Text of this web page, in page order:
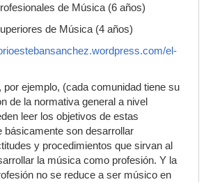
de Música (6 años)
de Música (4 años)
el-
por ejemplo, (cada comunidad tiene su
de la normativa general a nivel
leer los objetivos de estas
básicamente son desarrollar
y procedimientos que sirvan al
la música como profesión. Y la
no se reduce a ser músico en